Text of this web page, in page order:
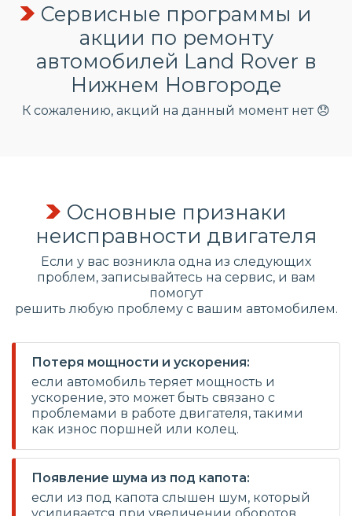
Сервисные программы и
акции по ремонту
автомобилей Land Rover в
Нижнем Новгороде
К сожалению, акций на данный момент нет 😞
Основные признаки
неисправности двигателя
Если у вас возникла одна из следующих
проблем, записывайтесь на сервис, и вам
помогут
решить любую проблему с вашим автомобилем.
Потеря мощности и ускорения:
если автомобиль теряет мощность и
ускорение, это может быть связано с
проблемами в работе двигателя, такими
как износ поршней или колец.
Появление шума из под капота:
если из под капота слышен шум, который